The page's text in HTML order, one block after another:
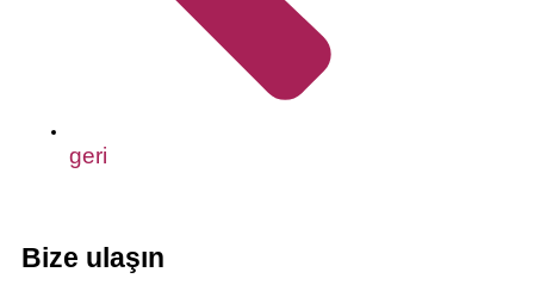
geri
Bize ulaşın